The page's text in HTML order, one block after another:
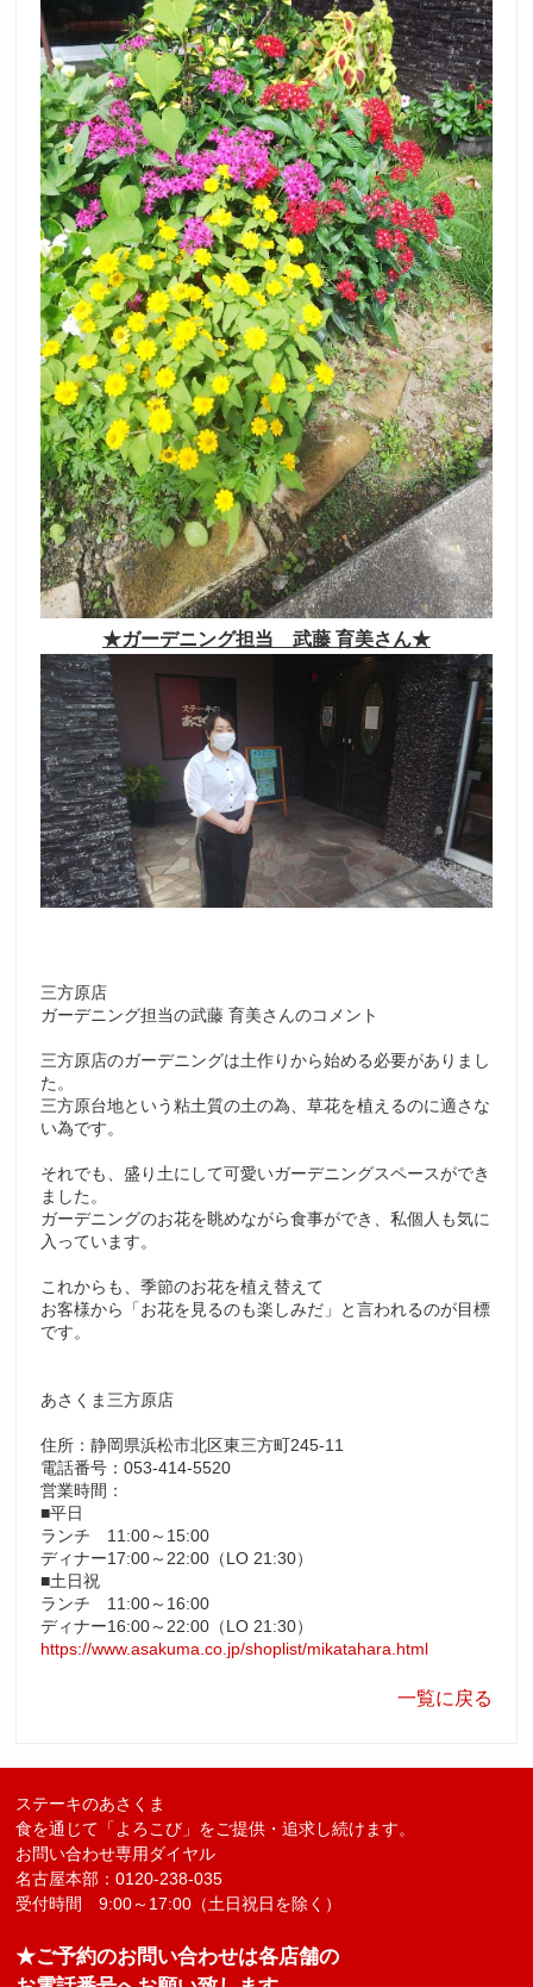
★ガーデニング担当 武藤 育美さん★
三方原店
ガーデニング担当の武藤 育美さんのコメント
三方原店のガーデニングは土作りから始める必要がありまし
た。
三方原台地という粘土質の土の為、草花を植えるのに適さな
い為です。
それでも、盛り土にして可愛いガーデニングスペースができ
ました。
ガーデニングのお花を眺めながら食事ができ、私個人も気に
入っています。
これからも、季節のお花を植え替えて
お客様から「お花を見るのも楽しみだ」と言われるのが目標
です。
あさくま三方原店
住所：静岡県浜松市北区東三方町245-11
電話番号：053-414-5520
営業時間：
■平日
ランチ 11:00～15:00
ディナー17:00～22:00（LO 21:30）
■土日祝
ランチ 11:00～16:00
ディナー16:00～22:00（LO 21:30）
https://www.asakuma.co.jp/shoplist/mikatahara.html
一覧に戻る
ステーキのあさくま
食を通じて「よろこび」をご提供・追求し続けます。
お問い合わせ専用ダイヤル
名古屋本部：0120-238-035
受付時間 9:00～17:00（土日祝日を除く）
★ご予約のお問い合わせは各店舗の